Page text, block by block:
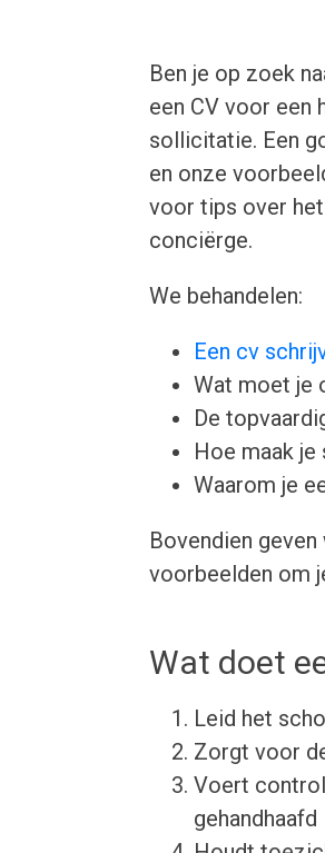
Ben je op zoek
een CV voor een
sollicitatie. Een
en onze
voor tips over
conciërge.
We behandelen:
Een cv
Wat moet je
De
Hoe maak
Waarom je
Bovendien
voorbeelden om
Wat doet
Leid het
Zorgt voor
Voert
gehandhaafd